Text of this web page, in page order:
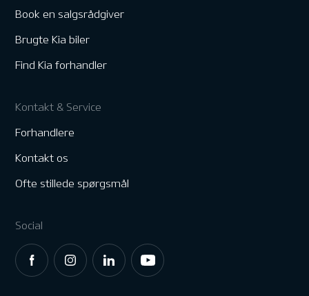
Book en salgsrådgiver
Brugte Kia biler
Find Kia forhandler
Kontakt & Service
Forhandlere
Kontakt os
Ofte stillede spørgsmål
Social